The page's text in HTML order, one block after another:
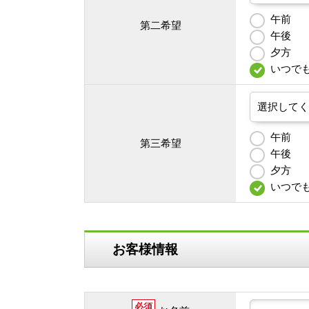
第二希望
午前
午後
夕方
いつで
第三希望
午前
午後
夕方
いつで
お客様情報
必須